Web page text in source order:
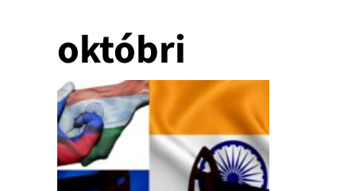
októbri